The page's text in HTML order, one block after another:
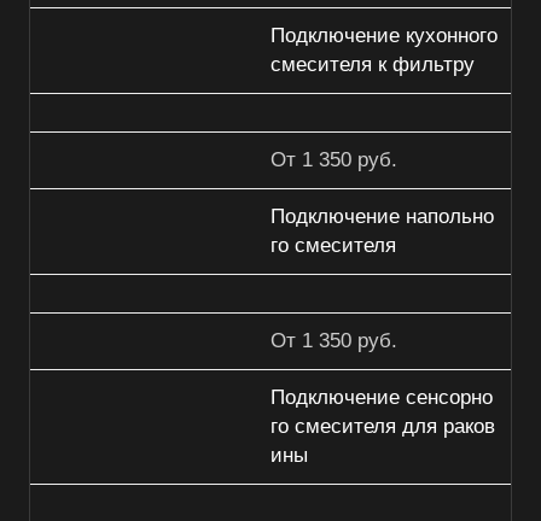
Подключение кухонного
смесителя к фильтру
От 1 350 руб.
Подключение напольно
го смесителя
От 1 350 руб.
Подключение сенсорно
го смесителя для раков
ины